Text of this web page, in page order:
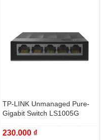
TP-LINK Unmanaged Pure-
Gigabit Switch LS1005G
230.000 ₫